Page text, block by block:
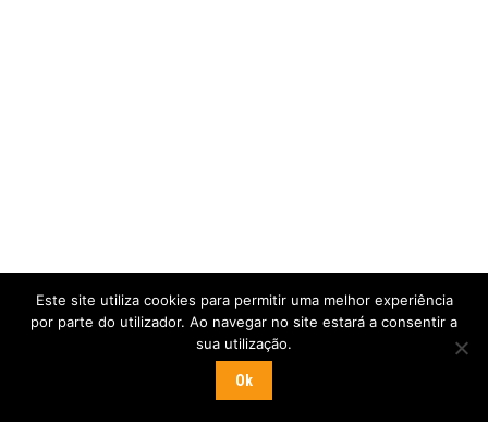
Este site utiliza cookies para permitir uma melhor experiência
por parte do utilizador. Ao navegar no site estará a consentir a
sua utilização.
Ok